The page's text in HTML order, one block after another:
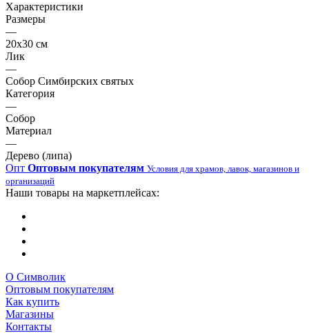
Характеристики
Размеры
—
20х30 см
Лик
—
Собор Симбирских святых
Категория
—
Собор
Материал
—
Дерево (липа)
Опт Оптовым покупателям Условия для храмов, лавок, магазинов и
организаций
Наши товары на маркетплейсах:
О Символик
Оптовым покупателям
Как купить
Магазины
Контакты